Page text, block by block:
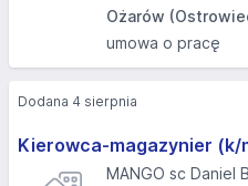
Ożarów
umowa o pracę
Kierowca-magazynier (k/
MANGO sc Daniel
Dodana 4 sierpnia